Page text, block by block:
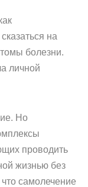
на
болезни.
личной
Но
проводить
жизнью без
самолечение